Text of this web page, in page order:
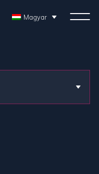
Magyar